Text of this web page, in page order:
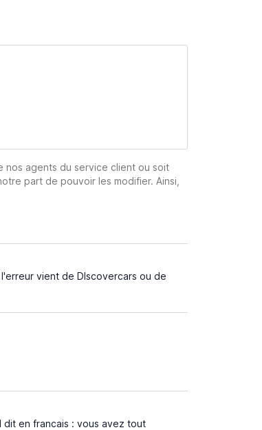
nos agents du service client ou soit
part de pouvoir les modifier. Ainsi,
vient de DIscovercars ou de
dit en francais : vous avez tout